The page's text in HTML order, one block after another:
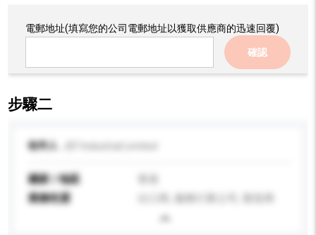
電郵地址(填寫您的公司電郵地址以獲取供應商的迅速回覆)
確認
步驟二
收件人
國家 / 地區
業務性質